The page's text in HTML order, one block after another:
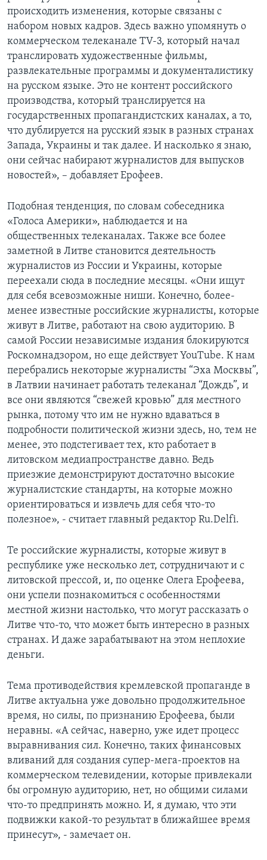
происходить изменения, которые связаны с
набором новых кадров. Здесь важно упомянуть о
коммерческом телеканале TV-3, который начал
транслировать художественные фильмы,
развлекательные программы и документалистику
на русском языке. Это не контент российского
производства, который транслируется на
государственных пропагандистских каналах, а то,
что дублируется на русский язык в разных странах
Запада, Украины и так далее. И насколько я знаю,
они сейчас набирают журналистов для выпусков
новостей», – добавляет Ерофеев.
Подобная тенденция, по словам собеседника
«Голоса Америки», наблюдается и на
общественных телеканалах. Также все более
заметной в Литве становится деятельность
журналистов из России и Украины, которые
переехали сюда в последние месяцы. «Они ищут
для себя всевозможные ниши. Конечно, более-
менее известные российские журналисты, которые
живут в Литве, работают на свою аудиторию. В
самой России независимые издания блокируются
Роскомнадзором, но еще действует YouTube. К нам
перебрались некоторые журналисты “Эха Москвы”,
в Латвии начинает работать телеканал “Дождь”, и
все они являются “свежей кровью” для местного
рынка, потому что им не нужно вдаваться в
подробности политической жизни здесь, но, тем не
менее, это подстегивает тех, кто работает в
литовском медиапространстве давно. Ведь
приезжие демонстрируют достаточно высокие
журналистские стандарты, на которые можно
ориентироваться и извлечь для себя что-то
полезное», - считает главный редактор Ru.Delfi.
Те российские журналисты, которые живут в
республике уже несколько лет, сотрудничают и с
литовской прессой, и, по оценке Олега Ерофеева,
они успели познакомиться с особенностями
местной жизни настолько, что могут рассказать о
Литве что-то, что может быть интересно в разных
странах. И даже зарабатывают на этом неплохие
деньги.
Тема противодействия кремлевской пропаганде в
Литве актуальна уже довольно продолжительное
время, но силы, по признанию Ерофеева, были
неравны. «А сейчас, наверно, уже идет процесс
выравнивания сил. Конечно, таких финансовых
вливаний для создания супер-мега-проектов на
коммерческом телевидении, которые привлекали
бы огромную аудиторию, нет, но общими силами
что-то предпринять можно. И, я думаю, что эти
подвижки какой-то результат в ближайшее время
принесут», - замечает он.